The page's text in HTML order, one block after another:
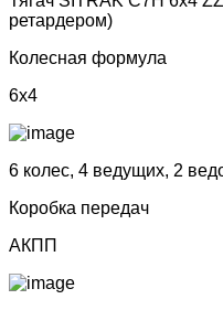
ретардером)
Колесная формула
6x4
6 колес, 4 ведущих, 2
Коробка передач
АКПП